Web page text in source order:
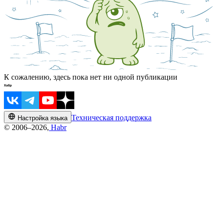
К сожалению, здесь пока нет ни одной публикации
Настройка языка Техническая поддержка
© 2006–2026, Habr